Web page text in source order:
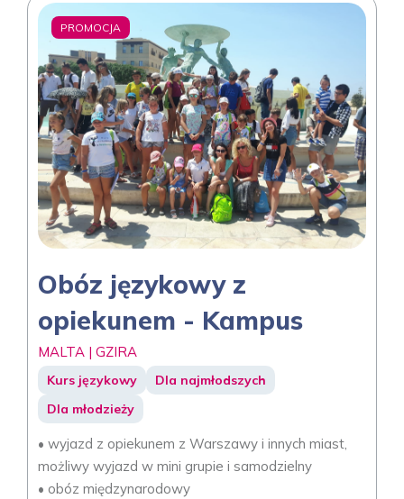
PROMOCJA
Obóz językowy z
opiekunem - Kampus
MALTA | GZIRA
Kurs językowy
Dla najmłodszych
Dla młodzieży
• wyjazd z opiekunem z Warszawy i innych miast,
możliwy wyjazd w mini grupie i samodzielny
• obóz międzynarodowy